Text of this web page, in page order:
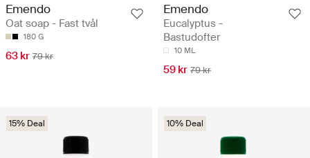
Emendo
Oat soap - Fast tvål
180 G
63 kr 79 kr
Emendo
Eucalyptus -
Bastudofter
10 ML
59 kr 79 kr
15% Deal 10% Deal